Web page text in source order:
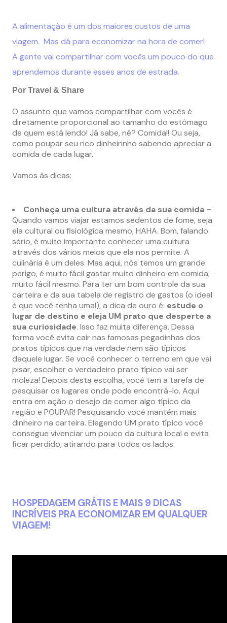
A alimentação é um dos maiores custos de uma
viagem. Mas dá para economizar na hora de comer!
A gente vai compartilhar com vocês um pouco do que
aprendemos durante esses anos de estrada.
Por Travel & Share
O assunto que vamos compartilhar com vocês é
diretamente proporcional ao tamanho do estômago
de quem está lendo! Já sabe, né? Comida!! Ou seja,
como poupar seu rico dinheirinho sabendo apreciar a
comida de cada lugar.
Vamos às dicas:
Conheça uma cultura através da sua comida –
Quando vamos viajar estamos sedentos de fome, seja
ela cultural ou fisiológica mesmo, HAHA. Bom, falando
sério, é muito importante conhecer uma cultura
através dos vários meios que ela nos permite. A
culinária é um deles. Mas aqui, nós temos um grande
perigo, é muito fácil gastar muito dinheiro em comida,
muito fácil mesmo. Para ter um bom controle da sua
carteira e da sua tabela de registro de gastos (o ideal
é que você tenha uma!), a dica de ouro é: estude o
lugar de destino e eleja UM prato que desperte a
sua curiosidade. Isso faz muita diferença. Dessa
forma você evita cair nas famosas pegadinhas dos
pratos típicos que na verdade nem são típicos
daquele lugar. Se você conhecer o terreno em que vai
pisar, escolher o verdadeiro prato típico vai ser
moleza! Depois desta escolha, você tem a tarefa de
pesquisar os lugares onde pode encontrá-lo. Aqui
entra em ação o desejo de comer algo típico da
região e POUPAR! Pesquisando você mantém mais
dinheiro na carteira. Elegendo UM prato típico você
consegue vivenciar um pouco da cultura local e evita
ficar perdido, atirando para todos os lados.
HOSPEDAGEM GRÁTIS E MAIS 9 DICAS
INCRÍVEIS PRA ECONOMIZAR EM QUALQUER
VIAGEM!